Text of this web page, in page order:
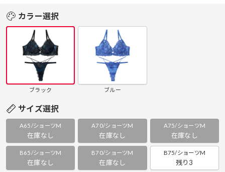
カラー選択
ブラック ブルー
サイズ選択
A65/ショーツM
在庫なし
A70/ショーツM
在庫なし
A75/ショーツM
在庫なし
B65/ショーツM
在庫なし
B70/ショーツM
在庫なし
B75/ショーツM
残り3